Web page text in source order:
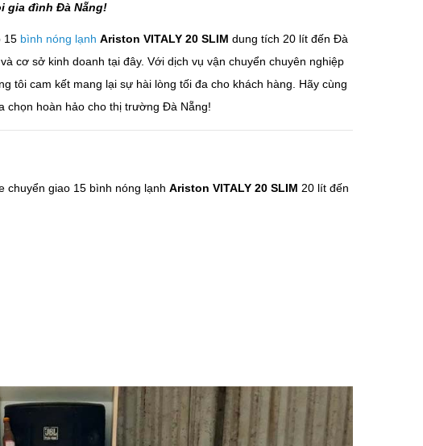
gia đình Đà Nẵng!
15 bình nóng lạnh Ariston VITALY 20 SLIM dung tích 20 lít đến Đà
cơ sở kinh doanh tại đây. Với dịch vụ vận chuyển chuyên nghiệp
tôi cam kết mang lại sự hài lòng tối đa cho khách hàng. Hãy cùng
chọn hoàn hảo cho thị trường Đà Nẵng!
chuyển giao 15 bình nóng lạnh Ariston VITALY 20 SLIM 20 lít đến